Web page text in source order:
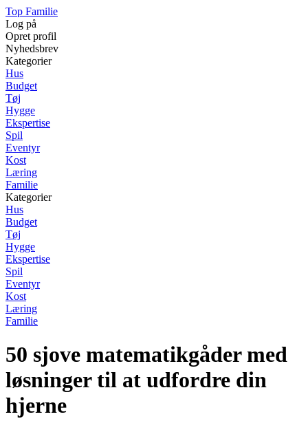
Top Familie
Log på
Opret profil
Nyhedsbrev
Kategorier
Hus
Budget
Tøj
Hygge
Ekspertise
Spil
Eventyr
Kost
Læring
Familie
Kategorier
Hus
Budget
Tøj
Hygge
Ekspertise
Spil
Eventyr
Kost
Læring
Familie
50 sjove matematikgåder med
løsninger til at udfordre din
hjerne